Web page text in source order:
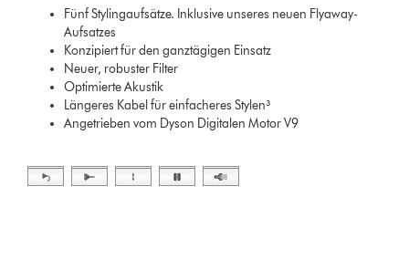
Fünf Stylingaufsätze. Inklusive unseres neuen Flyaway-
Aufsatzes
Konzipiert für den ganztägigen Einsatz
Neuer, robuster Filter
Optimierte Akustik
Längeres Kabel für einfacheres Stylen³
Angetrieben vom Dyson Digitalen Motor V9